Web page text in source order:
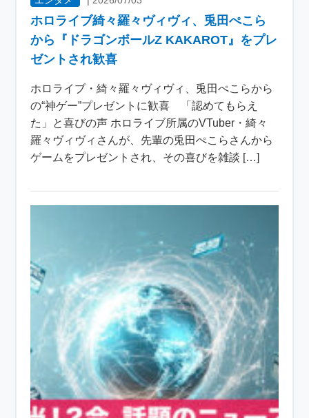
ホロライブ綺々羅々ヴィヴィ、兎田ぺこら
から『ドラゴンボールZ KAKAROT』をプレ
ゼントされ歓喜
ホロライブ・綺々羅々ヴィヴィ、兎田ぺこらから
の“神ゲー”プレゼントに歓喜 「認めてもらえ
た」と喜びの声 ホロライブ所属のVTuber・綺々
羅々ヴィヴィさんが、先輩の兎田ぺこらさんから
ゲームをプレゼントされ、その喜びを雑談 […]